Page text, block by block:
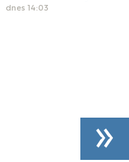
dnes 14:03
»